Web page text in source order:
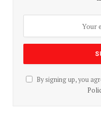
By signing up, you